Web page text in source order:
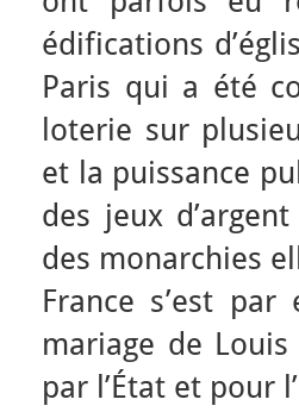
édifications
Paris qui a été
loterie sur
et la puissance
des jeux
des monarchies
France s’est
mariage de
par l’État et pour